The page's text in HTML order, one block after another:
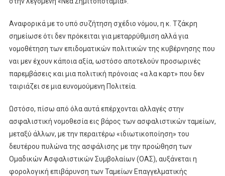
Αναφορικά με το υπό συζήτηση σχέδιο νόμου, η κ. Τζάκρη
σημείωσε ότι δεν πρόκειται για μεταρρύθμιση αλλά για
νομοθέτηση των επιδοματικών πολιτικών της κυβέρνησης που
ναι μεν έχουν κάποια αξία, ωστόσο αποτελούν προσωρινές
παρεμβάσεις και μια πολιτική πρόνοιας «α λα καρτ» που δεν
ταιριάζει σε μια ευνομούμενη Πολιτεία.
Ωστόσο, πίσω από όλα αυτά επέρχονται αλλαγές στην
ασφαλιστική νομοθεσία εις βάρος των ασφαλιστικών ταμείων,
μεταξύ άλλων, με την περαιτέρω «ιδιωτικοποίηση» του
δευτέρου πυλώνα της ασφάλισης με την προώθηση των
Ομαδικών Ασφαλιστικών Συμβολαίων (ΟΑΣ), αυξάνεται η
φορολογική επιβάρυνση των Ταμείων Επαγγελματικής